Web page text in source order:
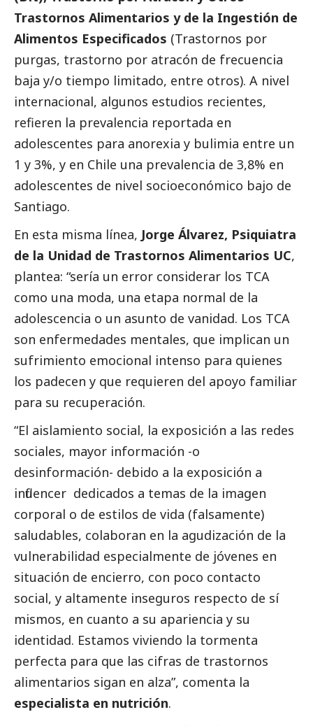
Trastornos Alimentarios y de la Ingestión de
Alimentos Especificados (Trastornos por
purgas, trastorno por atracón de frecuencia
baja y/o tiempo limitado, entre otros). A nivel
internacional, algunos estudios recientes,
refieren la prevalencia reportada en
adolescentes para anorexia y bulimia entre un
1 y 3%, y en Chile una prevalencia de 3,8% en
adolescentes de nivel socioeconómico bajo de
Santiago.
En esta misma línea, Jorge Álvarez, Psiquiatra
de la Unidad de Trastornos Alimentarios UC,
plantea: “sería un error considerar los TCA
como una moda, una etapa normal de la
adolescencia o un asunto de vanidad. Los TCA
son enfermedades mentales, que implican un
sufrimiento emocional intenso para quienes
los padecen y que requieren del apoyo familiar
para su recuperación.
“El aislamiento social, la exposición a las redes
sociales, mayor información -o
desinformación- debido a la exposición a
influencer dedicados a temas de la imagen
corporal o de estilos de vida (falsamente)
saludables, colaboran en la agudización de la
vulnerabilidad especialmente de jóvenes en
situación de encierro, con poco contacto
social, y altamente inseguros respecto de sí
mismos, en cuanto a su apariencia y su
identidad. Estamos viviendo la tormenta
perfecta para que las cifras de trastornos
alimentarios sigan en alza”, comenta la
especialista en nutrición.